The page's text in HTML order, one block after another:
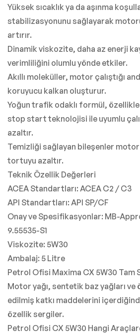
Yüksek sıcaklık ya da aşınma
stabilizasyonunu sağlayarak
artırır.
Dinamik viskozite, daha az enerji
verimliliğini olumlu yönde etkiler.
Akıllı moleküller, motor çalıştığı
koruyucu kalkan oluşturur.
Yoğun trafik odaklı formül,
stop start teknolojisi ile uyumlu
azaltır.
Temizliği sağlayan bileşenler
tortuyu azaltır.
Teknik Özellik Değerleri
ACEA Standartları: ACEA C2 / C3
API Standartları: API SP/CF
Onay ve Spesifikasyonlar: MB-
9.55535-S1
Viskozite: 5W30
Ambalaj: 5 Litre
Petrol Ofisi Maxima CX 5W30 Tam
Motor yağı, sentetik baz yağları
edilmiş katkı maddelerini
özellik sergiler.
Petrol Ofisi CX 5W30 Hangi